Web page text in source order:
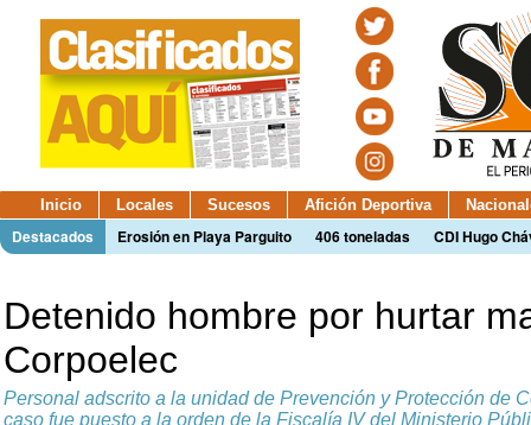
Inicio Locales Sucesos Afición Deportiva
Destacados Erosión en Playa Parguito 406 toneladas CDI Hugo
Detenido hombre por hurtar
Corpoelec
Personal adscrito a la unidad de Prevención y Protección de
caso fue puesto a la orden de la Fiscalía IV del Ministerio